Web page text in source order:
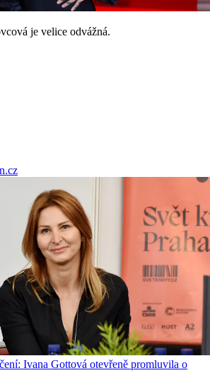
je velice odvážná.
Ivana Gottová otevřeně promluvila o